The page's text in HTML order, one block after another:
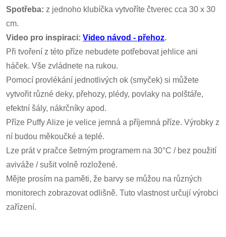
Spotřeba: z jednoho klubíčka vytvoříte čtverec cca 30 x 30
cm.
Video pro inspiraci: Video návod - přehoz.
Při tvoření z této příze nebudete potřebovat jehlice ani
háček. Vše zvládnete na rukou.
Pomocí provlékání jednotlivých ok (smyček) si můžete
vytvořit různé deky, přehozy, plédy, povlaky na polštáře,
efektní šály, nákrčníky apod.
Příze Puffy Alize je velice jemná a příjemná příze. Výrobky z
ní budou měkoučké a teplé.
Lze prát v pračce šetrným programem na 30°C / bez použití
aviváže / sušit volně rozložené.
Mějte prosím na paměti, že barvy se můžou na různých
monitorech zobrazovat odlišně. Tuto vlastnost určují výrobci
zařízení.